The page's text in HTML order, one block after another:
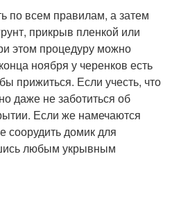
по всем правилам, а затем
прикрыв пленкой или
этом процедуру можно
ноября у черенков есть
прижиться. Если учесть, что
даже не заботиться об
Если же намечаются
соорудить домик для
любым укрывным